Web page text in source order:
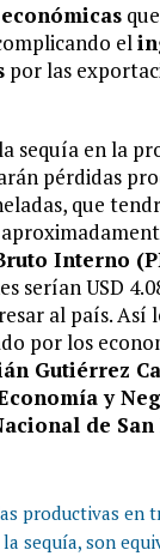
el
por las
sequía en la
pérdidas
que
Interno
serían USD
al país. Así
por los
Gutiérrez
y
de
productivas en
sequía, son